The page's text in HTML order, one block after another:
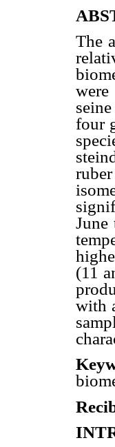
The
four
(11
with